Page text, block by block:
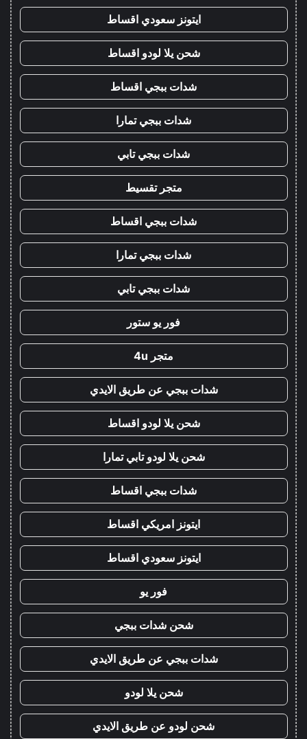
ايتونز سعودي اقساط
شحن يلا لودو اقساط
شدات ببجي اقساط
شدات ببجي تمارا
شدات ببجي تابي
متجر تقسيط
شدات ببجي اقساط
شدات ببجي تمارا
شدات ببجي تابي
فور يو ستور
متجر 4u
شدات ببجي عن طريق الايدي
شحن يلا لودو اقساط
شحن يلا لودو تابي تمارا
شدات ببجي اقساط
ايتونز امريكي اقساط
ايتونز سعودي اقساط
فور يو
شحن شدات ببجي
شدات ببجي عن طريق الايدي
شحن يلا لودو
شحن لودو عن طريق الايدي